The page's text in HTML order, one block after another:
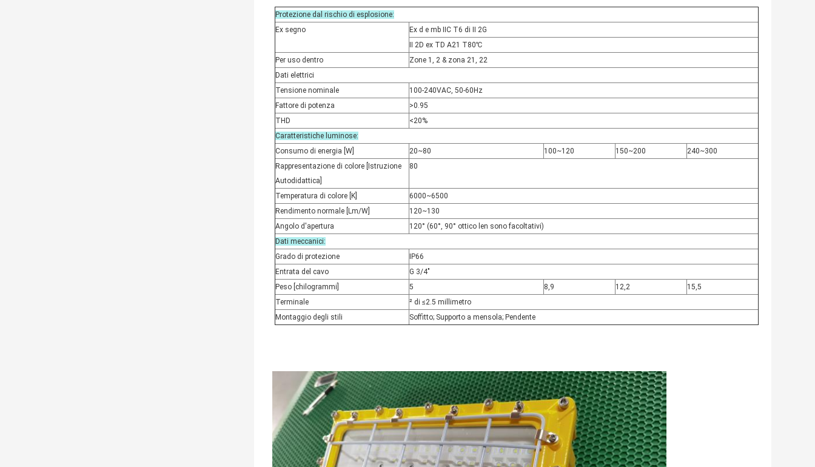
Protezione dal rischio di esplosione:
Ex segno
Ex d e mb IIC T6 di II 2G
II 2D ex TD A21 T80℃
Per uso dentro
Zone 1, 2 & zona 21, 22
Dati elettrici
Tensione nominale
100-240VAC, 50-60Hz
Fattore di potenza
>0.95
THD
<20%
Caratteristiche luminose:
Consumo di energia [W]
20~80 100~120 150~200
240~300
Rappresentazione di colore [Istruzione
Autodidattica]
80
Temperatura di colore [K]
6000~6500
Rendimento normale [Lm/W]
120~130
Angolo d'apertura
120° (60°, 90° ottico len sono facoltativi)
Dati meccanici:
Grado di protezione
IP66
Entrata del cavo
G 3/4"
Peso [chilogrammi]
5 8,9 12,2
15,5
Terminale
² di ≤2.5 millimetro
Montaggio degli stili
Soffitto; Supporto a mensola; Pendente